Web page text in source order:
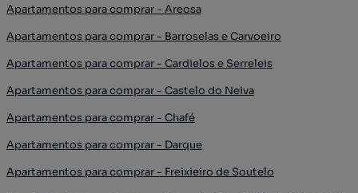
Apartamentos para comprar - Areosa
Apartamentos para comprar - Barroselas e Carvoeiro
Apartamentos para comprar - Cardielos e Serreleis
Apartamentos para comprar - Castelo do Neiva
Apartamentos para comprar - Chafé
Apartamentos para comprar - Darque
Apartamentos para comprar - Freixieiro de Soutelo